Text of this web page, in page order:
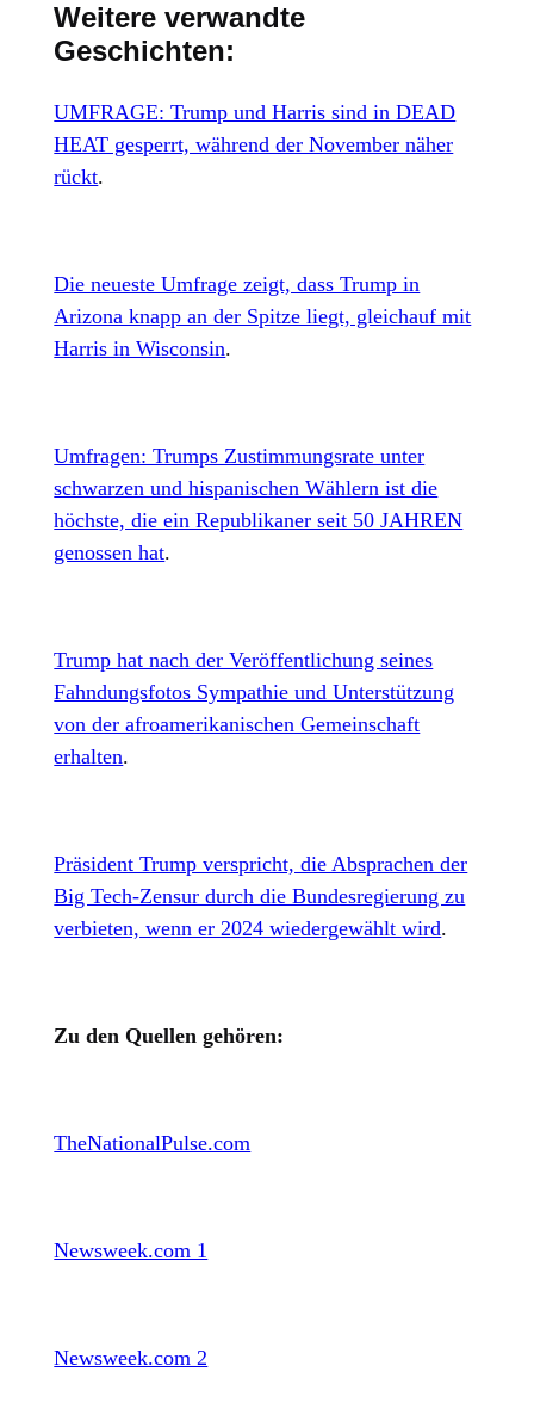
Weitere verwandte
Geschichten:
UMFRAGE: Trump und Harris sind in DEAD
HEAT gesperrt, während der November näher
rückt.
Die neueste Umfrage zeigt, dass Trump in
Arizona knapp an der Spitze liegt, gleichauf mit
Harris in Wisconsin.
Umfragen: Trumps Zustimmungsrate unter
schwarzen und hispanischen Wählern ist die
höchste, die ein Republikaner seit 50 JAHREN
genossen hat.
Trump hat nach der Veröffentlichung seines
Fahndungsfotos Sympathie und Unterstützung
von der afroamerikanischen Gemeinschaft
erhalten.
Präsident Trump verspricht, die Absprachen der
Big Tech-Zensur durch die Bundesregierung zu
verbieten, wenn er 2024 wiedergewählt wird.
Zu den Quellen gehören:
TheNationalPulse.com
Newsweek.com 1
Newsweek.com 2